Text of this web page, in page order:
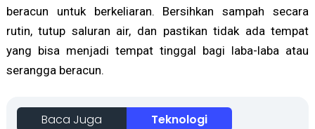
beracun untuk berkeliaran. Bersihkan sampah secara
rutin, tutup saluran air, dan pastikan tidak ada tempat
yang bisa menjadi tempat tinggal bagi laba-laba atau
serangga beracun.
Baca Juga Teknologi